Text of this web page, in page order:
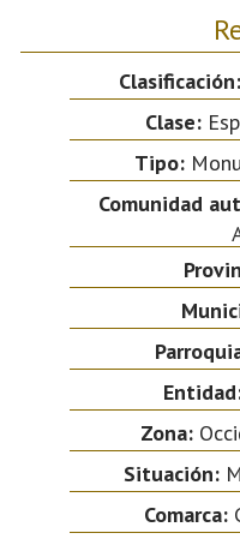
Clasificación:
Clase:
Tipo:
Comunidad
Zona:
Situación:
Comarca: